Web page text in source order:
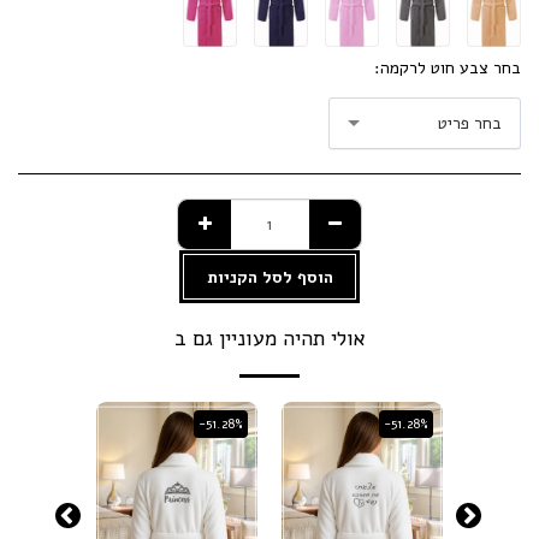
בחר צבע חוט לרקמה:
בחר פריט
הוסף לסל הקניות
אולי תהיה מעוניין גם ב
-51.28%
-51.28%